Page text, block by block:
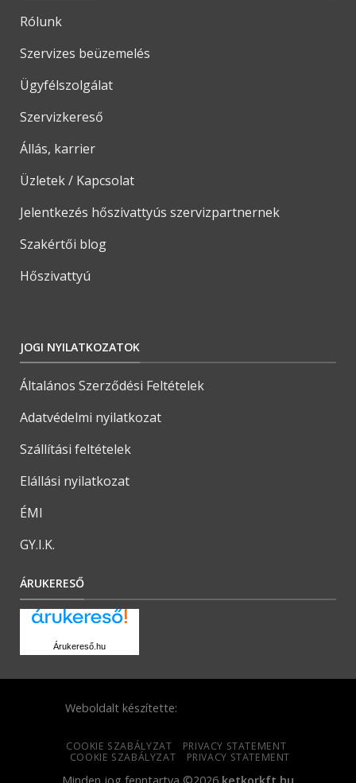
Rólunk
Szervizes beüzemelés
Ügyfélszolgálat
Szervizkereső
Állás, karrier
Üzletek / Kapcsolat
Jelentkezés hőszivattyús szervizpartnernek
Szakértői blog
Hőszivattyú
JOGI NYILATKOZATOK
Általános Szerződési Feltételek
Adatvédelmi nyilatkozat
Szállítási feltételek
Elállási nyilatkozat
ÉMI
GY.I.K.
ÁRUKERESŐ
Árukereső.hu
Weboldalt készítette:
COOKIE SZABÁLYZAT
PRIVACY STATEMENT
COOKIE SZABÁLYZAT
PRIVACY STATEMENT
Minden jog fenntartva ©2026 ketkorkft.hu